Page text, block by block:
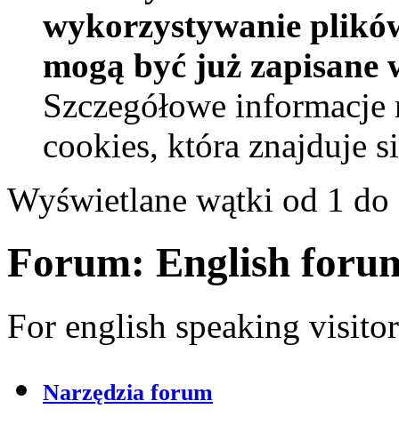
wykorzystywanie
mogą być już
Szczegółowe
cookies, która znajduje
Wyświetlane wątki od 1 do
Forum: English
For english speaking
Narzędzia forum